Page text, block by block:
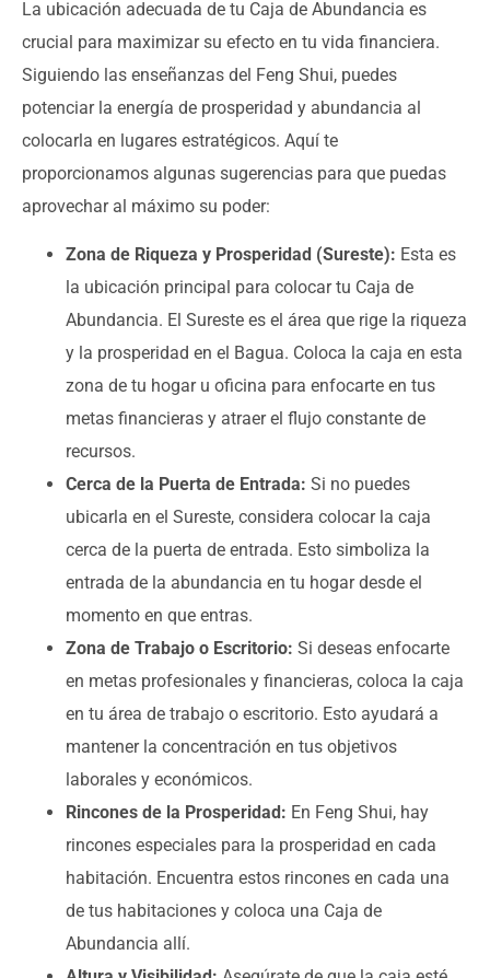
La ubicación adecuada de tu Caja de Abundancia es
crucial para maximizar su efecto en tu vida financiera.
Siguiendo las enseñanzas del Feng Shui, puedes
potenciar la energía de prosperidad y abundancia al
colocarla en lugares estratégicos. Aquí te
proporcionamos algunas sugerencias para que puedas
aprovechar al máximo su poder:
Zona de Riqueza y Prosperidad (Sureste): Esta es
la ubicación principal para colocar tu Caja de
Abundancia. El Sureste es el área que rige la riqueza
y la prosperidad en el Bagua. Coloca la caja en esta
zona de tu hogar u oficina para enfocarte en tus
metas financieras y atraer el flujo constante de
recursos.
Cerca de la Puerta de Entrada: Si no puedes
ubicarla en el Sureste, considera colocar la caja
cerca de la puerta de entrada. Esto simboliza la
entrada de la abundancia en tu hogar desde el
momento en que entras.
Zona de Trabajo o Escritorio: Si deseas enfocarte
en metas profesionales y financieras, coloca la caja
en tu área de trabajo o escritorio. Esto ayudará a
mantener la concentración en tus objetivos
laborales y económicos.
Rincones de la Prosperidad: En Feng Shui, hay
rincones especiales para la prosperidad en cada
habitación. Encuentra estos rincones en cada una
de tus habitaciones y coloca una Caja de
Abundancia allí.